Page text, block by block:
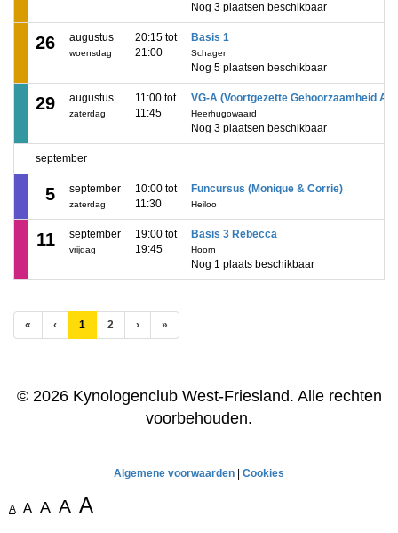
Nog 3 plaatsen beschikbaar
26 augustus
woensdag
20:15 tot
21:00
Basis 1
Schagen
Nog 5 plaatsen beschikbaar
29 augustus
zaterdag
11:00 tot
11:45
VG-A (Voortgezette Gehoorzaamheid A)
Heerhugowaard
Nog 3 plaatsen beschikbaar
september
5 september
zaterdag
10:00 tot
11:30
Funcursus (Monique & Corrie)
Heiloo
11 september
vrijdag
19:00 tot
19:45
Basis 3 Rebecca
Hoorn
Nog 1 plaats beschikbaar
« ‹ 1 (huidige)
2 › »
© 2026 Kynologenclub West-Friesland. Alle rechten
voorbehouden.
Algemene voorwaarden Cookies
A A A A A